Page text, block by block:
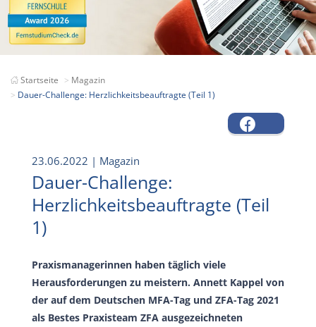
Startseite
Magazin
Dauer-Challenge: Herzlichkeitsbeauftragte (Teil 1)
23.06.2022 | Magazin
Dauer-Challenge:
Herzlichkeitsbeauftragte (Teil
1)
Praxismanagerinnen haben täglich viele
Herausforderungen zu meistern. Annett Kappel von
der auf dem Deutschen MFA-Tag und ZFA-Tag 2021
als Bestes Praxisteam ZFA ausgezeichneten